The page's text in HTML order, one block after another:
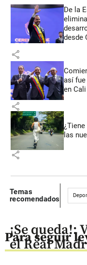
De la
desde
share
así
en Cali
share
las
share
Temas
recomendados
Para seguir
¡Se queda!:
el Real